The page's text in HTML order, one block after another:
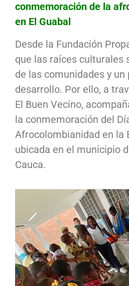
conmemoración de la
en El Guabal
Desde la Fundación
que las raíces culturales
de las comunidades y un
desarrollo. Por ello, a
El Buen Vecino,
la conmemoración del
Afrocolombianidad en la
ubicada en el municipio
Cauca.